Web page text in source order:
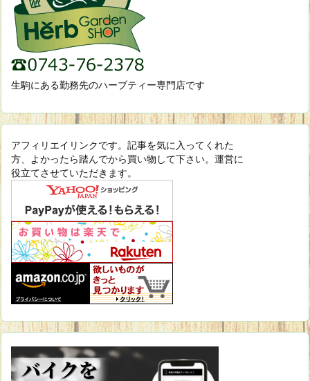
生駒にある勤務先のハーブティー専門店です
アフィリエイリンクです。記事を気に入ってくれた
方、よかったら踏んでから買い物して下さい。運営に
役立てさせていただきます。